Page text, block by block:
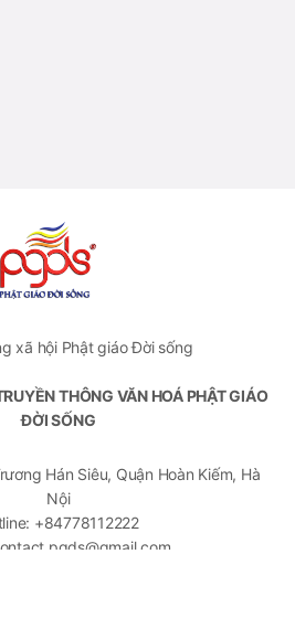
xã hội Phật giáo Đời sống
THÔNG VĂN HOÁ PHẬT GIÁO
ĐỜI SỐNG
Hán Siêu, Quận Hoàn Kiếm, Hà
Nội
+84778112222